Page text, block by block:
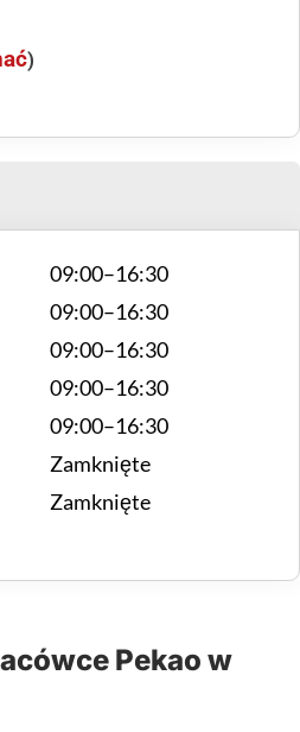
)
09:00–16:30
09:00–16:30
09:00–16:30
09:00–16:30
09:00–16:30
Zamknięte
Zamknięte
Pekao w